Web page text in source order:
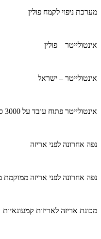
מערכת ניפוי לקמח פולין
אינטולייטר – פולין
אינטולייטר – ישראל
אינטולייטר פתוח עובד על 3000 סל"ד
נפה אחרונה לפני אריזה
נפה אחרונה לפני אריזה
מכונת אריזה לאריזות קמעונאיות